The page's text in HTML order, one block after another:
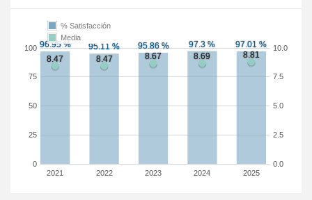
2021 2022 2023 2024 2025
0
25
50
75
100
0.0
2.5
5.0
7.5
10.0
% Satisfacción
Media